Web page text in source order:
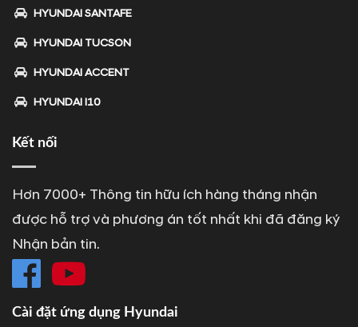
HYUNDAI SANTAFE
HYUNDAI TUCSON
HYUNDAI ACCENT
HYUNDAI I10
Kết nối
Hơn 7000+ Thông tin hữu ích hàng tháng nhận
được hỗ trợ và phương án tốt nhất khi đã đăng ký
Nhận bản tin.
Cài đặt ứng dụng Hyundai